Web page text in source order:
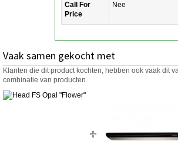
Call For
Price
Nee
Vaak samen gekocht met
Klanten die dit product kochten, hebben ook vaak dit
combinatie van producten.